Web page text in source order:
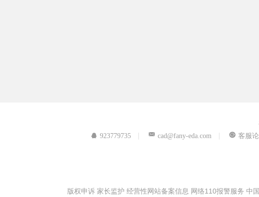
923779735 cad@fany-eda.com 客服
版权申诉 家长监护 经营性网站备案信息 网络110报警服务 中